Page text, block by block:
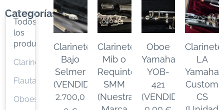
Categorías
Todos
los
productos
Clarinetes
Flautas
Oboes/Corno
Clarinete
Bajo
Selmer
(VENDIDO)
2.700,0
Clarinete
Mib o
Requinto
SMM
(Nuestra
Oboe
Yamaha
YOB-
421
(VENDIDO)
Clarinete
LA
Yamaha
Custom
CS